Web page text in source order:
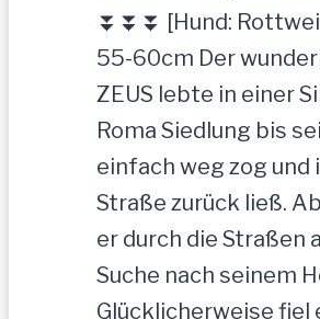
⏬⏬⏬ [Hund:
55-60cm Der
ZEUS lebte in einer
Roma Siedlung bis
einfach weg zog und
Straße zurück ließ.
er durch die Straßen
Suche nach seinem
Glücklicherweise fiel